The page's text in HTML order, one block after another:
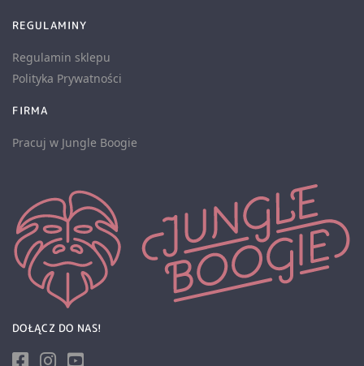
REGULAMINY
Regulamin sklepu
Polityka Prywatności
FIRMA
Pracuj w Jungle Boogie
DOŁĄCZ DO NAS!